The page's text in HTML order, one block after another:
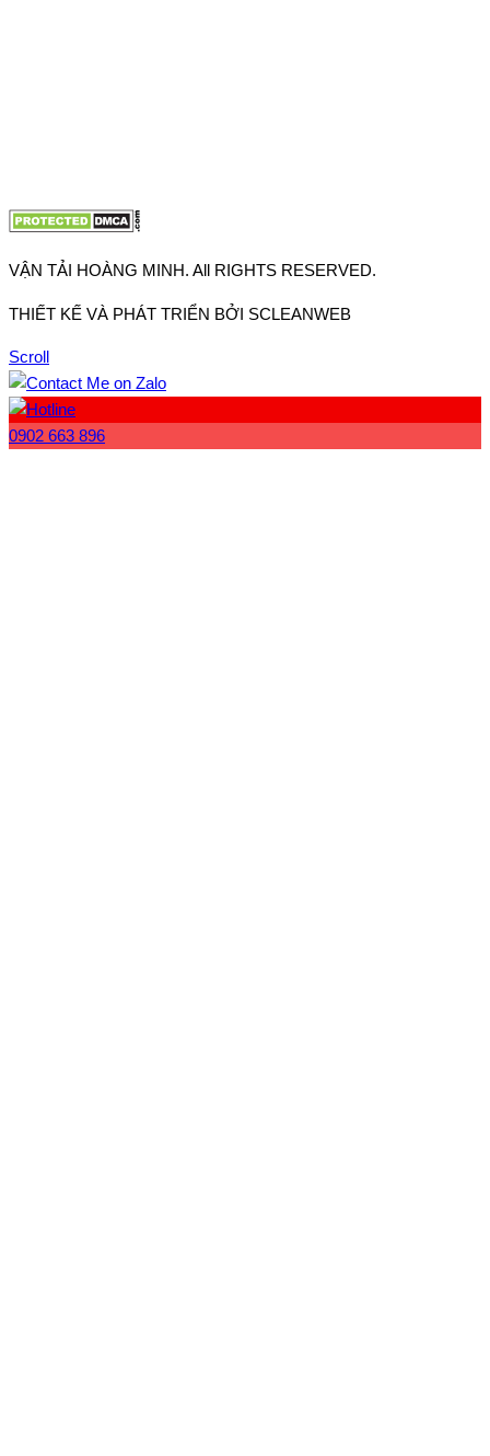
VẬN TẢI HOÀNG MINH. All RIGHTS RESERVED.
THIẾT KẾ VÀ PHÁT TRIỂN BỞI SCLEANWEB
Scroll
0902 663 896